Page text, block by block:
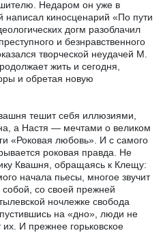
Недаром он уже в
киносценарий «По пути
догм разоблачил
и безнравственного
творческой неудачей М.
жить и сегодня,
и обретая новую
тешит себя иллюзиями,
а Настя — мечтами о великом
«Роковая любовь». И с самого
роковая правда. Не
Квашня, обращаясь к Клещу:
начала пьесы, многое звучит
со своей прежней
ночлежке свобода
на «дно», люди не
И прежнее горьковское